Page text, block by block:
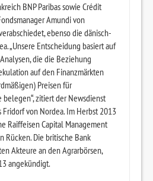
BNP Paribas sowie Crédit
Amundi von
ebenso die dänisch-
„Unsere Entscheidung basiert auf
die die Beziehung
auf den Finanzmärkten
Preisen für
zitiert der Newsdienst
Fridorf von Nordea. Im Herbst 2013
Raiffeisen Capital Management
Rücken. Die britische Bank
Akteure an den Agrarbörsen,
angekündigt.